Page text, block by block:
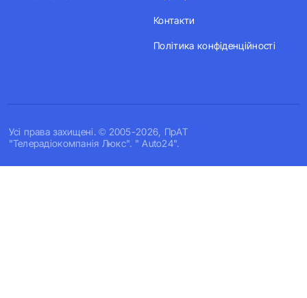
Усi права захищенi. © 2005-2026, ПрАТ
"Телерадіокомпанія Люкс". " Auto24".
Контакти
Політика конфіденційності